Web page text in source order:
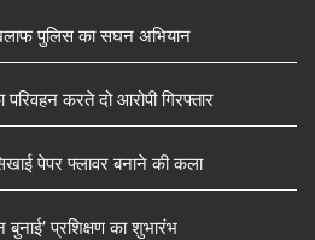
पुलिस का सघन अभियान
करते दो आरोपी गिरफ्तार
पेपर फ्लावर बनाने की कला
बुनाई’ प्रशिक्षण का शुभारंभ